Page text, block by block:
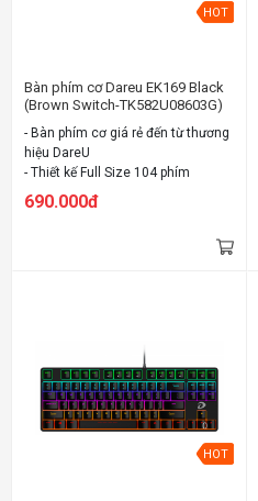
HOT
Bàn phím cơ Dareu EK169 Black
(Brown Switch-TK582U08603G)
- Bàn phím cơ giá rẻ đến từ thương
hiệu DareU
- Thiết kế Full Size 104 phím
- Đèn LED RGB nhiều màu
- Sử dụng "D" Switch quen thuộc
690.000đ
HOT